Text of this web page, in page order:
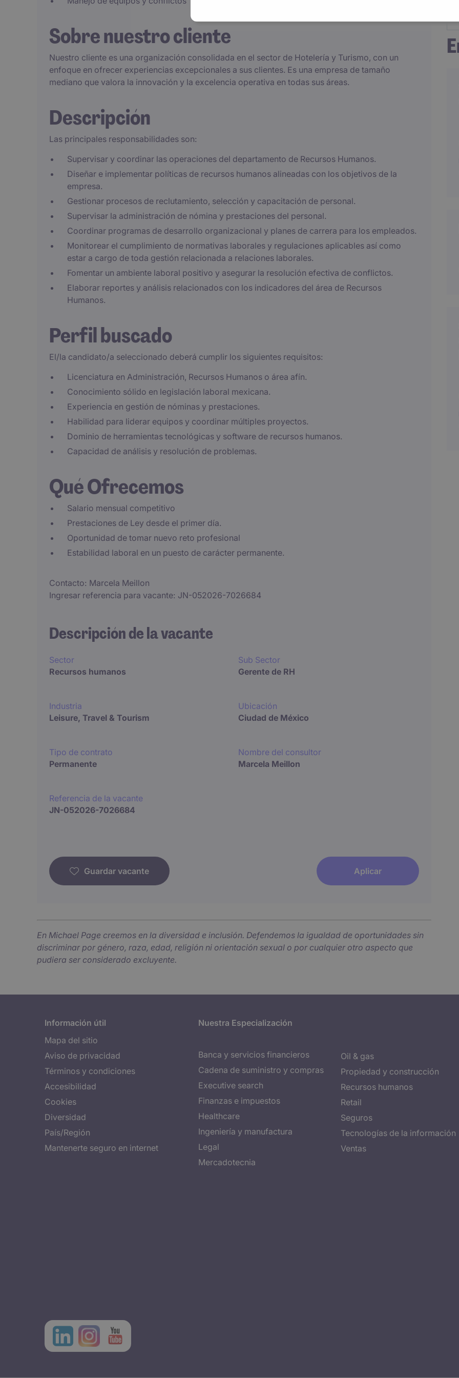
Sobre nuestro cliente
Nuestro cliente es una organización consolidada en el sector de Hotelería y Turismo, con un
enfoque en ofrecer experiencias excepcionales a sus clientes. Es una empresa de tamaño
mediano que valora la innovación y la excelencia operativa en todas sus áreas.
Descripción
Las principales responsabilidades son:
Supervisar y coordinar las operaciones del departamento de Recursos Humanos.
Diseñar e implementar políticas de recursos humanos alineadas con los objetivos de la
empresa.
Gestionar procesos de reclutamiento, selección y capacitación de personal.
Supervisar la administración de nómina y prestaciones del personal.
Coordinar programas de desarrollo organizacional y planes de carrera para los empleados.
Monitorear el cumplimiento de normativas laborales y regulaciones aplicables así como
estar a cargo de toda gestión relacionada a relaciones laborales.
Fomentar un ambiente laboral positivo y asegurar la resolución efectiva de conflictos.
Elaborar reportes y análisis relacionados con los indicadores del área de Recursos
Humanos.
Perfil buscado
El/la candidato/a seleccionado deberá cumplir los siguientes requisitos:
Licenciatura en Administración, Recursos Humanos o área afín.
Conocimiento sólido en legislación laboral mexicana.
Experiencia en gestión de nóminas y prestaciones.
Habilidad para liderar equipos y coordinar múltiples proyectos.
Dominio de herramientas tecnológicas y software de recursos humanos.
Capacidad de análisis y resolución de problemas.
Qué Ofrecemos
Salario mensual competitivo
Prestaciones de Ley desde el primer día.
Oportunidad de tomar nuevo reto profesional
Estabilidad laboral en un puesto de carácter permanente.
Contacto Marcela Meillon
Ingresar referencia para vacante JN-052026-7026684
Descripción de la vacante
Sector
Recursos humanos
Sub Sector
Gerente de RH
Industria
Leisure, Travel & Tourism
Ubicación
Ciudad de México
Tipo de contrato
Permanente
Nombre del consultor
Marcela Meillon
Referencia de la vacante
JN-052026-7026684
Guardar vacante Aplicar
En Michael Page creemos en la diversidad e inclusión. Defendemos la igualdad de oportunidades sin
discriminar por género, raza, edad, religión ni orientación sexual o por cualquier otro aspecto que
pudiera ser considerado excluyente.
Información útil
Mapa del sitio
Aviso de privacidad
Términos y condiciones
Accesibilidad
Cookies
Diversidad
País/Región
Mantenerte seguro en internet
Nuestra Especialización
Banca y servicios financieros
Cadena de suministro y compras
Executive search
Finanzas e impuestos
Healthcare
Ingeniería y manufactura
Legal
Mercadotecnia
Oil & gas
Propiedad y construcción
Recursos humanos
Retail
Seguros
Tecnologías de la información
Ventas